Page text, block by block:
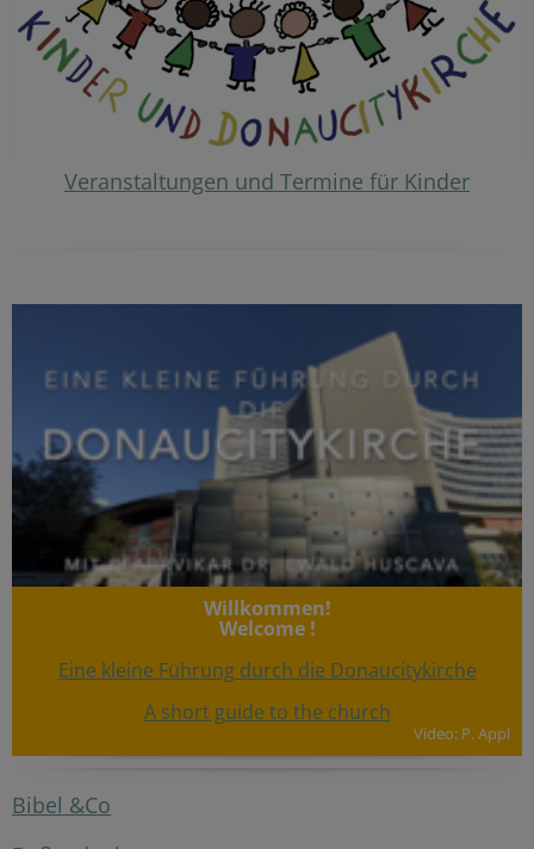
Veranstaltungen und Termine für Kinder
Willkommen!
Welcome !
Eine kleine Führung durch die Donaucitykirche
A short guide to the church
Video: P. Appl
Bibel &Co